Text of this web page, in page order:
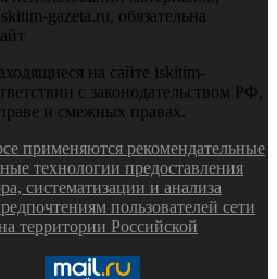
gazeta.ru, обязательна
на сайте iskitim-
с законодательством РФ,
и смежных правах.
применяются рекомендательные
технологии предоставления
систематизации и анализа
пользователей сети
территории Российской